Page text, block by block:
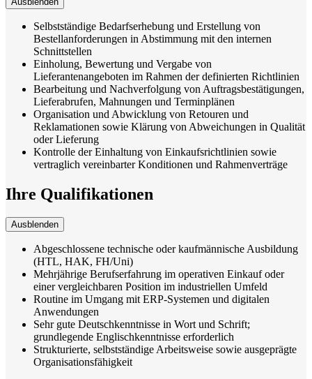
Selbstständige Bedarfserhebung und Erstellung von
Bestellanforderungen in Abstimmung mit den internen
Schnittstellen
Einholung, Bewertung und Vergabe von
Lieferantenangeboten im Rahmen der definierten Richtlinien
Bearbeitung und Nachverfolgung von Auftragsbestätigungen,
Lieferabrufen, Mahnungen und Terminplänen
Organisation und Abwicklung von Retouren und
Reklamationen sowie Klärung von Abweichungen in Qualität
oder Lieferung
Kontrolle der Einhaltung von Einkaufsrichtlinien sowie
vertraglich vereinbarter Konditionen und Rahmenverträge
Ihre Qualifikationen
Ausblenden
Abgeschlossene technische oder kaufmännische Ausbildung
(HTL, HAK, FH/Uni)
Mehrjährige Berufserfahrung im operativen Einkauf oder
einer vergleichbaren Position im industriellen Umfeld
Routine im Umgang mit ERP-Systemen und digitalen
Anwendungen
Sehr gute Deutschkenntnisse in Wort und Schrift;
grundlegende Englischkenntnisse erforderlich
Strukturierte, selbstständige Arbeitsweise sowie ausgeprägte
Organisationsfähigkeit